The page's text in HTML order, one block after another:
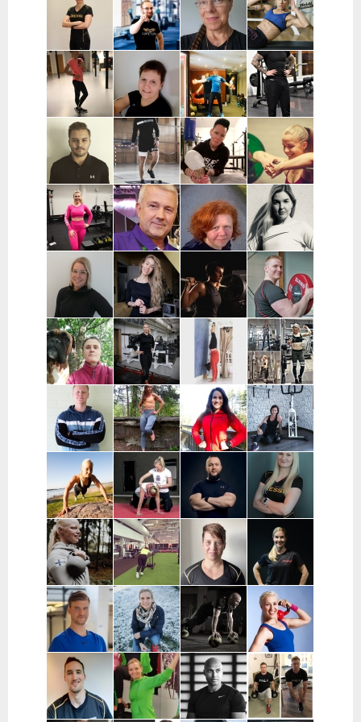
Pirkanmaa
Inkeroinen |
Varsinais-
Suomi
Kjellman |
Oulu
Siponen |
Lohja
Noora Karme |
Espoo ja
Helsinki
Leppänen |
Pirkanmaa
Eeva Beckford
| Espoo ja
Leppävaara
Heidi Ilomäki
| Sastamala
Laura Raisio |
Kärkölä,
Hollola, Lahti,
Lammi
Teija Augustin
| Varsinais-
Suomi, Turku
Kari Timonen
| Lohja
Arttu Kurkela
| Pohjois-
Pohjanmaa
Joni Vuopio |
Pääkaupunkiseutu
Luukas Tukia |
Helsinki
Heli Toro |
Riihimäki,
Hyvinkää,
Hausjärvi,
Loppi,
Janakkala
Tanja Juntunen |
Päijät-Häme ja
Pääkaupunkiseutu
Charlotta
Grönberg |
Pääkaupunkiseutu
Stefan
Westerback |
Pääkaupunkiseutu
Eeva Nuutinen |
Pääkaupunkiseutu
ja Muu Suomi
Routa
Training |
Helsinki ja
Espoo
Jenni Sukko |
Oulu
Elina Lepistö |
Pirkanmaa
Heidi Soikkeli
| Tampere
Jani Lehtilä |
Turku ja etä
Kati Raittinen
| Turku, Raisio,
Mynämäki,
Masku,
Nousiainen
Jenna Hakala
| Turku ja
Varsinais-
Suomi
Leinimaa |
Hyvinkää,
Hausjärvi,
Riihimäki
Christin
Moritz |
Helsinki,
Espoo ja
Vantaa
Samuli
Huttunen |
Porvoo ja
lähialueet
Janette
Latva-
Valkama |
Tampere ja
lähialueet
Sofia Kuisti-
Rannanjärvi |
Seinäjoki ja
etä
Jenni Harala |
Keski-Uusimaa ja
Pääkaupunkiseutu
Mira Auvinen
| Helsinki
Marika Uoti |
Helsinki ja
Vantaa
Markus
Paajala |
Helsinki,
Espoo ja
Vantaa
Sanni
Nevalainen |
Ylöjärvi
Tanja
Siltanen |
Varsinais-
Suomi
Jenny
Kaarlela |
Lahti
Hanna
Nyyssönen |
Helsinki ja
Espoo
Ilona
Salomäki |
Turku ja
lähialue
Joonas Putti |
Helsinki
Jola Maisala |
Espoo
Juha Vennola
| Helsinki
Anneli
Holma-
Lehtola |
Kyröskoski,
Hämeenkyrö,